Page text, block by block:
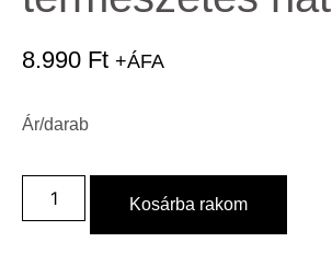
8.990 Ft +ÁFA
Ár/darab
Kosárba rakom